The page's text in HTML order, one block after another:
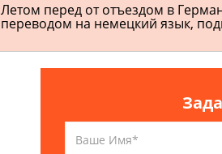
Летом перед от отъездом в
переводом на немецкий язык,